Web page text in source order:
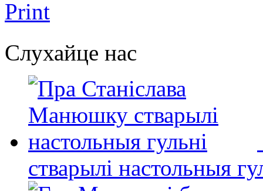
Print
Слухайце нас
стварылі настольныя